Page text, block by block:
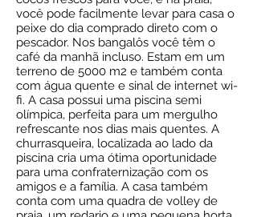
você pode facilmente levar para casa o
peixe do dia comprado direto com o
pescador. Nos bangalôs você têm o
café da manhã incluso. Estam em um
terreno de 5000 m2 e também conta
com água quente e sinal de internet wi-
fi. A casa possui uma piscina semi
olímpica, perfeita para um mergulho
refrescante nos dias mais quentes. A
churrasqueira, localizada ao lado da
piscina cria uma ótima oportunidade
para uma confraternização com os
amigos e a família. A casa também
conta com uma quadra de volley de